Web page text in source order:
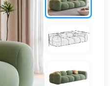
مكتبي
أثاث
منزلي
خارجي